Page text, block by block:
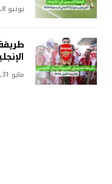
يونيو 8, 2026
مايو 31, 2026